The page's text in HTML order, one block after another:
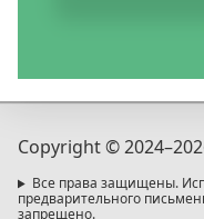
Copyright © 2024
Все права защищены.
предварительного
запрещено.